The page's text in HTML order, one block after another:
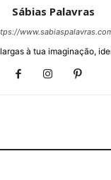
Sábias Palavras
à tua imaginação,